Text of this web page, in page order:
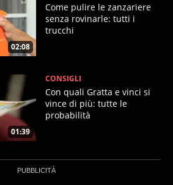
02:08
Come pulire le zanzariere
senza rovinarle: tutti i
trucchi
01:39
CONSIGLI
Con quali Gratta e vinci si
vince di più: tutte le
probabilità